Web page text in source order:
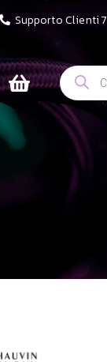
Supporto Clienti